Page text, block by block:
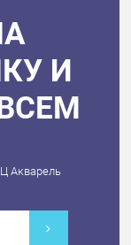
И
Акварель